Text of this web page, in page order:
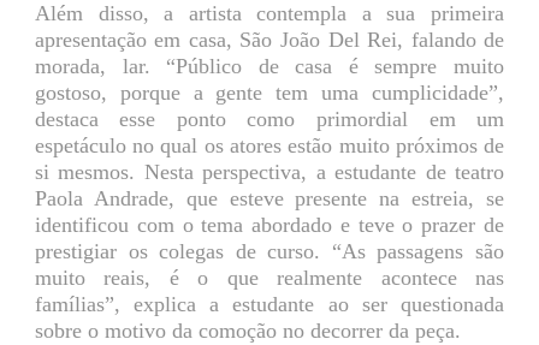
Além disso, a artista contempla a sua primeira
apresentação em casa, São João Del Rei, falando de
morada, lar. “Público de casa é sempre muito
gostoso, porque a gente tem uma cumplicidade”,
destaca esse ponto como primordial em um
espetáculo no qual os atores estão muito próximos de
si mesmos. Nesta perspectiva, a estudante de teatro
Paola Andrade, que esteve presente na estreia, se
identificou com o tema abordado e teve o prazer de
prestigiar os colegas de curso. “As passagens são
muito reais, é o que realmente acontece nas
famílias”, explica a estudante ao ser questionada
sobre o motivo da comoção no decorrer da peça.